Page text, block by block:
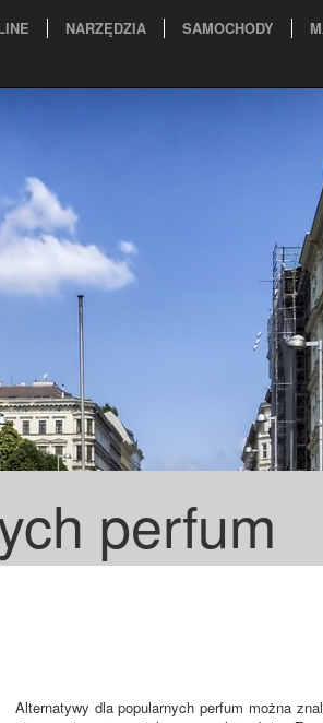
NARZĘDZIA SAMOCHODY
perfum
Alternatywy dla popularnych perfum można